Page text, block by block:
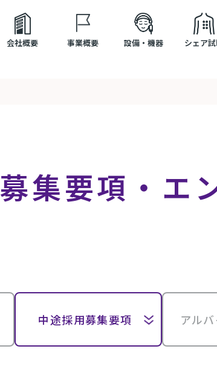
会社概要 事業概要 設備・機器 シェア
募集要項・エ
中途採用募集要項 アル